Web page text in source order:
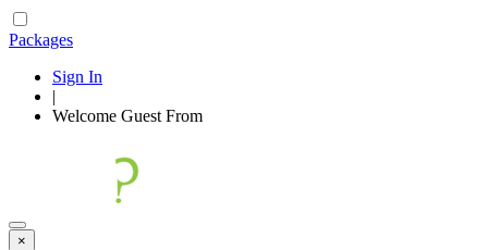
Packages
Sign In
|
Welcome Guest From
×